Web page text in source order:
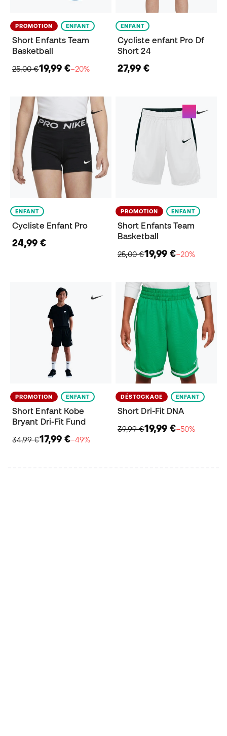
PROMOTION ENFANT
Short Enfants Team
Basketball
25,00 €19,99 €−20%
ENFANT
Cycliste enfant Pro Df
Short 24
27,99 €
ENFANT
Cycliste Enfant Pro
24,99 €
PROMOTION ENFANT
Short Enfants Team
Basketball
25,00 €19,99 €−20%
PROMOTION ENFANT
Short Enfant Kobe
Bryant Dri-Fit Fund
34,99 €17,99 €−49%
DÉSTOCKAGE ENFANT
Short Dri-Fit DNA
39,99 €19,99 €−50%